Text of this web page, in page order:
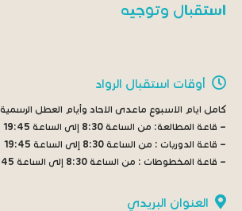
استقبال وتوجيه
أوقات استقبال الرواد
كامل ايام الاسبوع ماعدى الاحاد وأيام العطل الرسمية
– قاعة المطالعة: من الساعة 8:30 إلى الساعة 19:45
– قاعة الدوريات : من الساعة 8:30 إلى الساعة 19:45
– قاعة المخطوطات : من الساعة 8:30 إلى الساعة 19:45
العنوان البريدي